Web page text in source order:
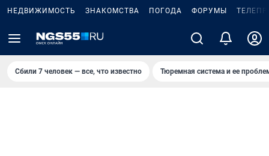
НЕДВИЖИМОСТЬ ЗНАКОМСТВА ПОГОДА ФОРУМЫ
Сбили 7 человек — все, что известно Тюремная система и ее